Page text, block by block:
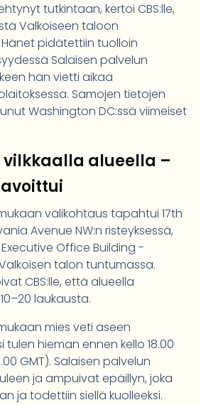
tutkintaan, kertoi CBS:lle,
Valkoiseen taloon
pidätettiin tuolloin
Salaisen palvelun
hän vietti aikaa
Samojen tietojen
Washington DC:ssä viimeiset
alueella –
välikohtaus tapahtui 17th
Avenue NW:n risteyksessä,
Office Building -
talon tuntumassa.
CBS:lle, että alueella
laukausta.
mies veti aseen
hieman ennen kello 18.00
GMT). Salaisen palvelun
ja ampuivat epäillyn, joka
ja todettiin siellä kuolleeksi.